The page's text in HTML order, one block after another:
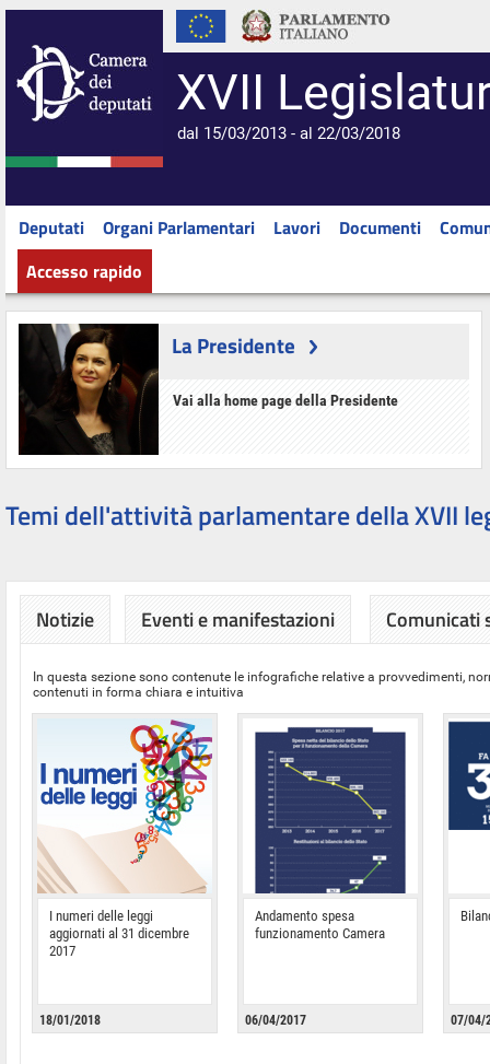
XVII
dal 15/03/2013 - al 22/03/2018
Deputati Organi Parlamentari Lavori Documenti
Accesso rapido
La Presidente
Vai alla home page della Presidente
Temi dell'attività parlamentare della XVII
Notizie Eventi e manifestazioni Comunicati
In questa sezione sono contenute le infografiche relative a provvedimenti,
contenuti in forma chiara e intuitiva
I numeri delle leggi
aggiornati al 31 dicembre
2017
18/01/2018
Andamento spesa
funzionamento Camera
06/04/2017 07/04/